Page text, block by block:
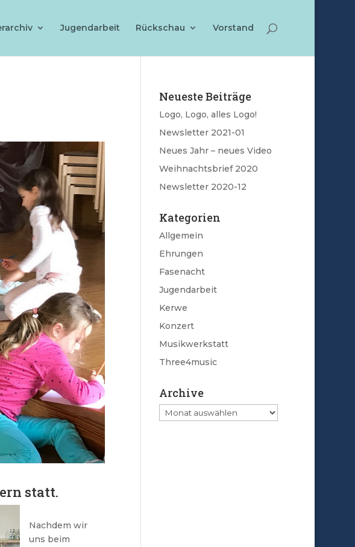
Jugendarbeit Rückschau Vorstand
statt.
Nachdem wir
uns beim
Neueste Beiträge
Logo, Logo, alles Logo!
Newsletter 2021-01
Neues Jahr – neues Video
Weihnachtsbrief 2020
Newsletter 2020-12
Kategorien
Allgemein
Ehrungen
Fasenacht
Jugendarbeit
Kerwe
Konzert
Musikwerkstatt
Three4music
Archive
Archive